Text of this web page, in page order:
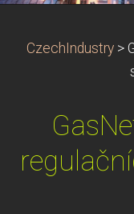
CzechIndustry >